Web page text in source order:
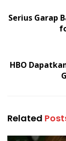
Serius Garap
HBO
Related